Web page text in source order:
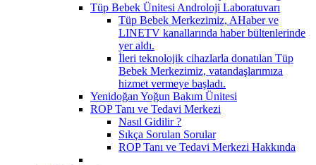
Tüp Bebek Ünitesi Androloji Laboratuvarı
Tüp Bebek Merkezimiz, AHaber ve
LINETV kanallarında haber bültenlerinde
yer aldı.
İleri teknolojik cihazlarla donatılan Tüp
Bebek Merkezimiz, vatandaşlarımıza
hizmet vermeye başladı.
Yenidoğan Yoğun Bakım Ünitesi
ROP Tanı ve Tedavi Merkezi
Nasıl Gidilir ?
Sıkça Sorulan Sorular
ROP Tanı ve Tedavi Merkezi Hakkında